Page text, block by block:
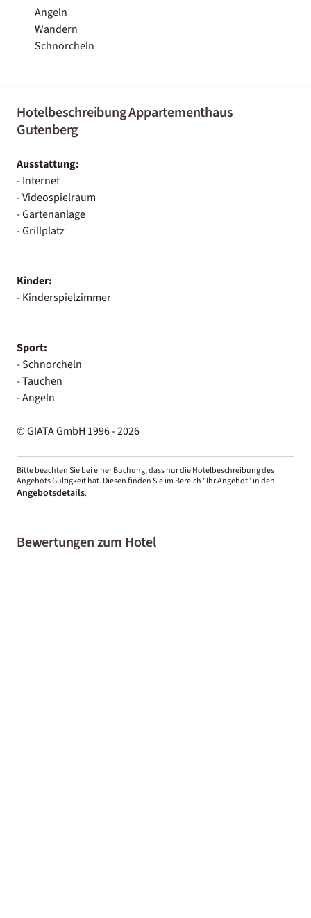
Angeln
Wandern
Schnorcheln
Hotelbeschreibung Appartementhaus
Gutenberg
Ausstattung:
- Internet
- Videospielraum
- Gartenanlage
- Grillplatz
Kinder:
- Kinderspielzimmer
Sport:
- Schnorcheln
- Tauchen
- Angeln
© GIATA GmbH 1996 - 2026
Bitte beachten Sie bei einer Buchung, dass nur die Hotelbeschreibung des
Angebots Gültigkeit hat. Diesen finden Sie im Bereich “Ihr Angebot” in den
Angebotsdetails.
Bewertungen zum Hotel